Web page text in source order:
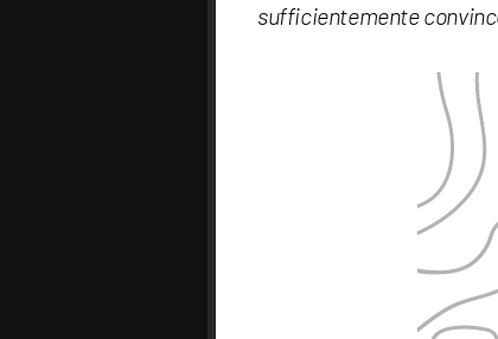
sufficientemente